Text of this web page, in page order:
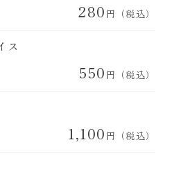
280 円（税込）
ス
550 円（税込）
1,100 円（税込）